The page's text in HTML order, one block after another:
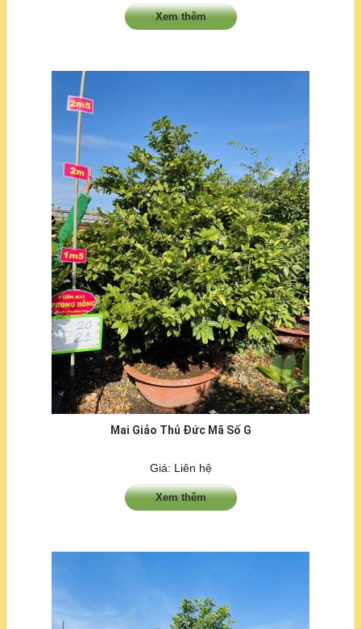
Xem thêm
Mai Giảo Thủ Đức Mã Số G
Giá: Liên hệ
Xem thêm